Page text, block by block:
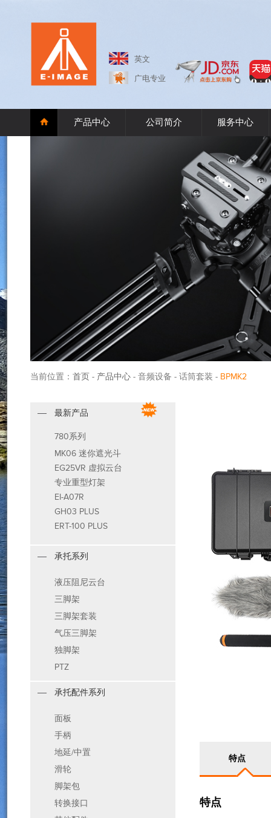
英文
广电专业
产品中心 公司简介 服务中心
当前位置： 首页 - 产品中心 - 音频设备 - 话筒套装 - BPMK2
最新产品
780系列
MK06 迷你遮光斗
EG25VR 虚拟云台
专业重型灯架
EI-A07R
GH03 PLUS
ERT-100 PLUS
承托系列
液压阻尼云台
三脚架
三脚架套装
气压三脚架
独脚架
PTZ
承托配件系列
面板
手柄
地延/中置
滑轮
脚架包
转换接口
特点
特点